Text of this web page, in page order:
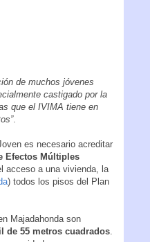
de muchos jóvenes
castigado por la
que el IVIMA tiene en
.
es necesario acreditar
Efectos Múltiples
acceso a una vivienda, la
) todos los pisos del Plan
Majadahonda son
55 metros cuadrados